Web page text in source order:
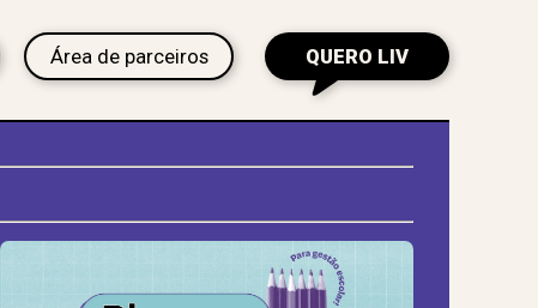
Área de parceiros QUERO LIV